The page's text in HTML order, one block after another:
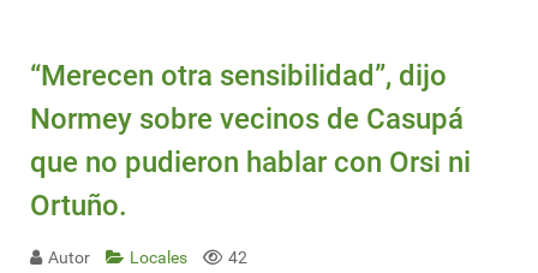
“Merecen otra sensibilidad”, dijo
Normey sobre vecinos de Casupá
que no pudieron hablar con Orsi ni
Ortuño.
Autor Locales 42